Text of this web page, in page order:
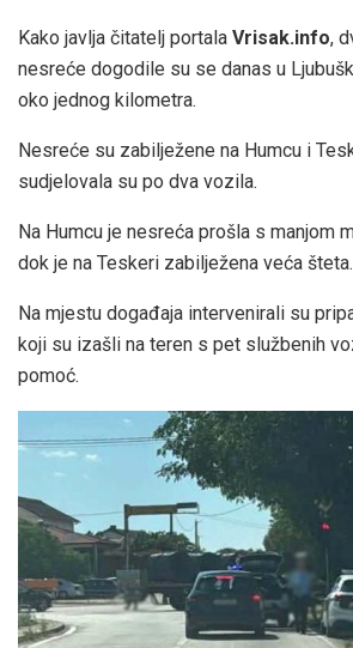
Kako javlja čitatelj portala Vrisak.info,
nesreće dogodile su se danas u
oko jednog kilometra.
Nesreće su zabilježene na Humcu i
sudjelovala su po dva vozila.
Na Humcu je nesreća prošla s manjom
dok je na Teskeri zabilježena veća šteta.
Na mjestu događaja intervenirali su
koji su izašli na teren s pet službenih
pomoć.